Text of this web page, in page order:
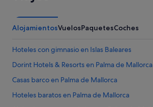
AlojamientosVuelosPaquetesCoches
Hoteles con gimnasio en Islas Baleares
Dorint Hotels & Resorts en Palma de Mallorca
Casas barco en Palma de Mallorca
Hoteles baratos en Palma de Mallorca